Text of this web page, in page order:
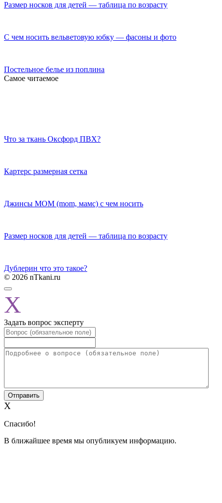
Размер носков для детей — таблица по возрасту
C чем носить вельветовую юбку — фасоны и фото
Постельное белье из поплина
Самое читаемое
Что за ткань Оксфорд ПВХ?
Картерс размерная сетка
Джинсы МОМ (mom, мамс) с чем носить
Размер носков для детей — таблица по возрасту
Дублерин что это такое?
© 2026 nTkani.ru
X
Задать вопрос эксперту
X
Спасибо!
В ближайшее время мы опубликуем информацию.